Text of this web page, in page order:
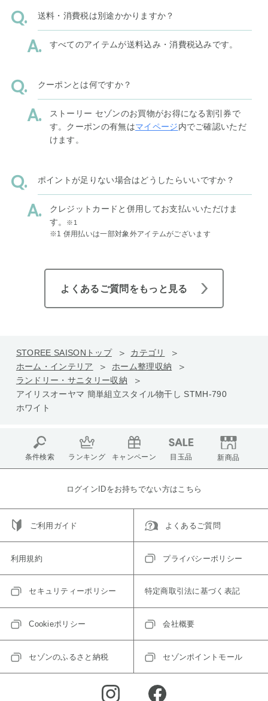
送料・消費税は別途かかりますか？
すべてのアイテムが送料込み・消費税込みです。
クーポンとは何ですか？
ストーリー セゾンのお買物がお得になる割引券で
す。クーポンの有無はマイページ内でご確認いただ
けます。
ポイントが足りない場合はどうしたらいいですか？
クレジットカードと併用してお支払いいただけま
す。
※1
※1 併用払いは一部対象外アイテムがございます
よくあるご質問をもっと見る
STOREE SAISONトップ
カテゴリ
ホーム・インテリア
ホーム整理収納
ランドリー・サニタリー収納
アイリスオーヤマ 簡単組立スタイル物干し STMH-790
ホワイト
条件検索 ランキング キャンペーン 目玉品 新商品
ログインIDをお持ちでない方はこちら
ご利用ガイド よくあるご質問
利用規約 プライバシーポリシー
セキュリティーポリシー 特定商取引法に基づく表記
Cookieポリシー 会社概要
セゾンのふるさと納税 セゾンポイントモール